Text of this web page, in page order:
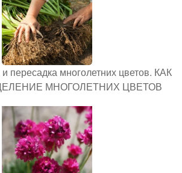
пересадка многолетних цветов. КАК
МНОГОЛЕТНИХ ЦВЕТОВ